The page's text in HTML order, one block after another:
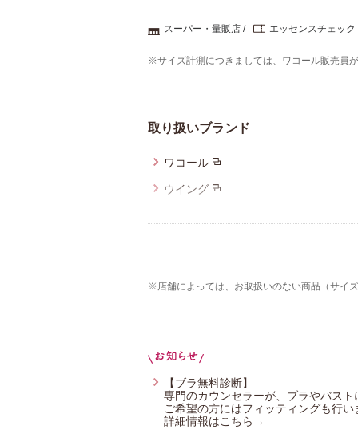
スーパー・量販店 エッセンスチェック
※サイズ計測につきましては、ワコール販売員
取り扱いブランド
ワコール
ウイング
※店舗によっては、お取扱いのない商品（サイ
【ブラ無料診断】
専門のカウンセラーが、ブラやバス
ご希望の方にはフィッティングも行
詳細情報はこちら→